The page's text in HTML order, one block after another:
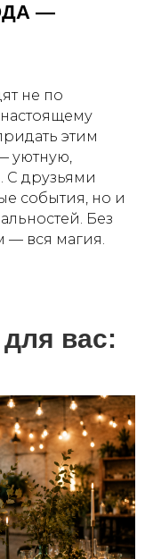
—
не по
этим
уютную,
С друзьями
события, но и
Без
— вся магия.
вас: